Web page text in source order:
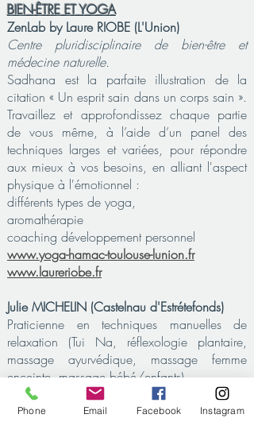
BIEN-ÊTRE ET YOGA
ZenLab by Laure RIOBE (L'Union)
Centre pluridisciplinaire de bien-être et
médecine naturelle.
Sadhana est la parfaite illustration de la
citation « Un esprit sain dans un corps sain ».
Travaillez et approfondissez chaque partie
de vous même, à l’aide d’un panel des
techniques larges et variées, pour répondre
aux mieux à vos besoins, en alliant l'aspect
physique à l'émotionnel :
différents types de yoga,
aromathérapie
coaching développement personnel
www.yoga-hamac-toulouse-lunion.fr
www.laureriobe.fr
Julie MICHELIN (Castelnau d'Estrétefonds)
Praticienne en techniques manuelles de
relaxation (Tui Na, réflexologie plantaire,
massage ayurvédique, massage femme
enceinte, massage bébé/enfants).
Consultation Médecine Traditionnelle
Chinoise : stress, insomnie, pathologies
Phone Email Facebook Instagram